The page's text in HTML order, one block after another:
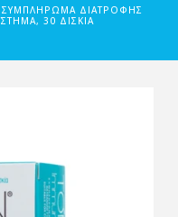
– ΣΥΜΠΛΉΡΩΜΑ ΔΙΑΤΡΟΦΉΣ
30 ΔΙΣΚΊΑ